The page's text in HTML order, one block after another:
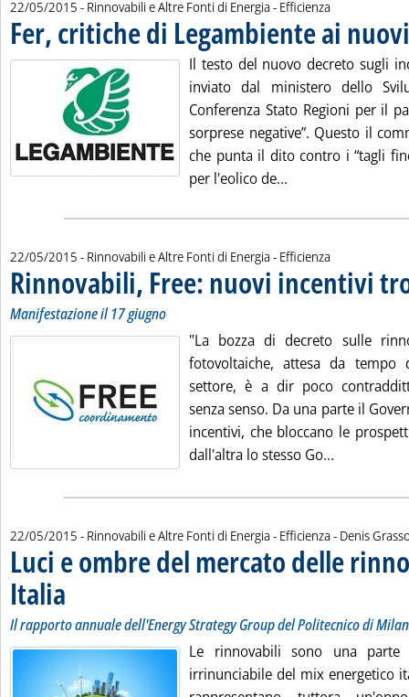
22/05/2015 - Rinnovabili e Altre Fonti di Energia - Efficienza
Fer, critiche di Legambiente ai
Il testo del nuovo decreto sugli
inviato dal ministero dello
Conferenza Stato Regioni per il
sorprese negative”. Questo il
che punta il dito contro i “tagli
per l'eolico de...
22/05/2015 - Rinnovabili e Altre Fonti di Energia - Efficienza
Rinnovabili, Free: nuovi incentivi
Manifestazione il 17 giugno
"La bozza di decreto sulle
fotovoltaiche, attesa da tempo
settore, è a dir poco
senza senso. Da una parte il
incentivi, che bloccano le
dall'altra lo stesso Go...
22/05/2015 - Rinnovabili e Altre Fonti di Energia - Efficienza - di:
Denis
Luci e ombre del mercato delle
Italia
Il rapporto annuale dell'Energy Strategy Group del Politecnico di
Le rinnovabili sono una parte
irrinunciabile del mix energetico